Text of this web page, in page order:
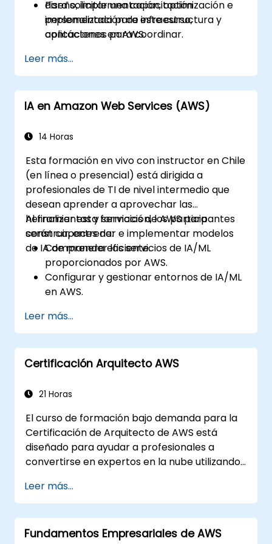
diseño, implementación, optimización e
implementación de infraestructura y
aplicaciones en AWS.
Para solicitar una capacitación
personalizada para este curso,
contáctenos para coordinar.
Leer más...
IA en Amazon Web Services (AWS)
14 Horas
Esta formación en vivo con instructor en Chile
(en línea o presencial) está dirigida a
profesionales de TI de nivel intermedio que
desean aprender a aprovechar las
herramientas y servicios de AWS para
construir, entrenar e implementar modelos
de IA de manera eficiente.
Al finalizar esta formación, los participantes
serán capaces de:
Comprender los servicios de IA/ML
proporcionados por AWS.
Configurar y gestionar entornos de IA/ML
en AWS.
construcción, entrenamiento e
implementación de modelos de IA
utilizando Amazon SageMaker.
Aprender a utilizar diversos servicios de IA
Leer más...
Certificación Arquitecto AWS
21 Horas
El curso de formación bajo demanda para la
Certificación de Arquitecto de AWS está
diseñado para ayudar a profesionales a
convertirse en expertos en la nube utilizando
con ejemplos de la vida real y ayuda a los
participantes a comprender la aplicación
práctica de conceptos como los
fundamentos de la computación en la nube,
Leer más...
Fundamentos Empresariales de AWS